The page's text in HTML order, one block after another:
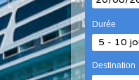
Durée
Destination